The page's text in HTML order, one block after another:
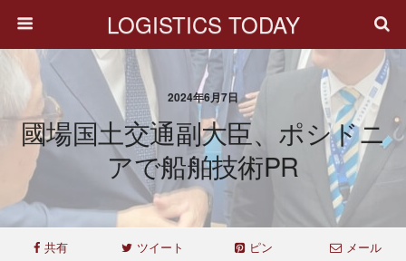
LOGISTICS TODAY
2024年6月7日
國場国土交通副大臣、ポシドニ
アで船舶技術PR
共有 ツイート ピン メール